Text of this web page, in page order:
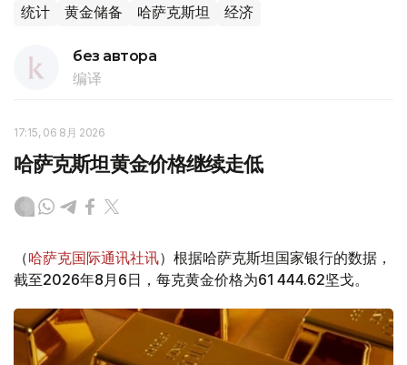
统计 黄金储备 哈萨克斯坦 经济
без автора
编译
17:15, 06 8月 2026
哈萨克斯坦黄金价格继续走低
（哈萨克国际通讯社讯）根据哈萨克斯坦国家银行的数据，
截至2026年8月6日，每克黄金价格为61 444.62坚戈。